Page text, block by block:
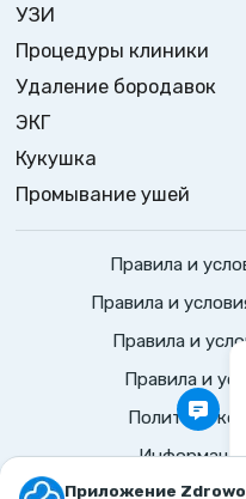
Приложение Zdrowo
УЗИ
Процедуры клиники
Удаление бородавок
ЭКГ
Кукушка
Промывание ушей
©2026Zdrowo.
Правила и
Правила и
Правила и
Правила и
Политика